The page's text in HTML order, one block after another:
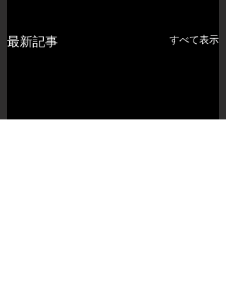
最新記事 すべて表示